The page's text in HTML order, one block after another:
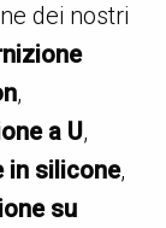
dei nostri
,
a U,
in silicone,
su